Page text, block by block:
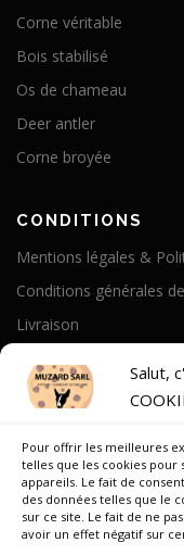
Salut,
Pour offrir les meilleures
telles que les cookies
appareils. Le fait de
des données telles que le
sur ce site. Le fait de ne
avoir un effet négatif sur
Corne véritable
Bois stabilisé
Os de chameau
Deer antler
Corne broyée
CONDITIONS
Mentions légales &
Conditions générales
Livraison
Notre Histoire
On parle de nous
Recrutement